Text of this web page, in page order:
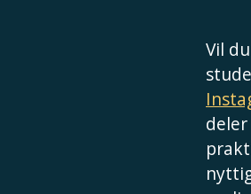
Vil